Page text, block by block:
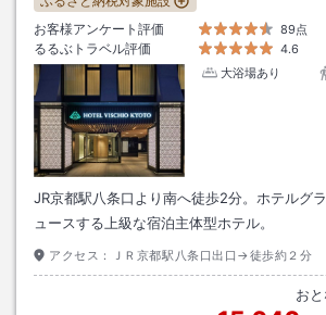
お客様アンケート評価
89点
るるぶトラベル評価
4.6
大浴場あり
JR京都駅八条口より南へ徒歩2分。ホテルグ
ュースする上級な宿泊主体型ホテル。
アクセス： ＪＲ京都駅八条口出口→徒歩約２分
お